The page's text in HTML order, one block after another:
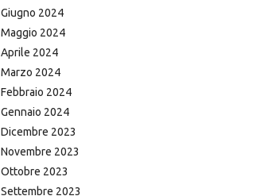
Giugno 2024
Maggio 2024
Aprile 2024
Marzo 2024
Febbraio 2024
Gennaio 2024
Dicembre 2023
Novembre 2023
Ottobre 2023
Settembre 2023